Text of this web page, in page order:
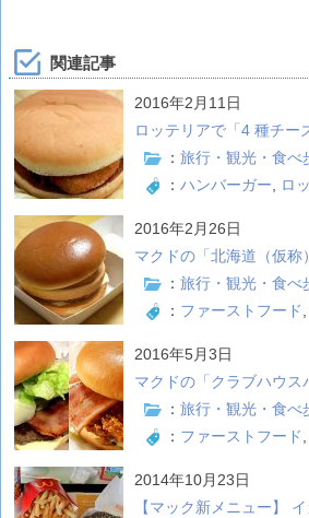
関連記事
2016年2月11日
ロッテリアで「4 種チー
： 旅行・観光・食べ
： ハンバーガー, ロ
2016年2月26日
マクドの「北海道（仮
： 旅行・観光・食べ
： ファーストフード,
2016年5月3日
マクドの「クラブハウ
： 旅行・観光・食べ
： ファーストフード,
2014年10月23日
【マック新メニュー】